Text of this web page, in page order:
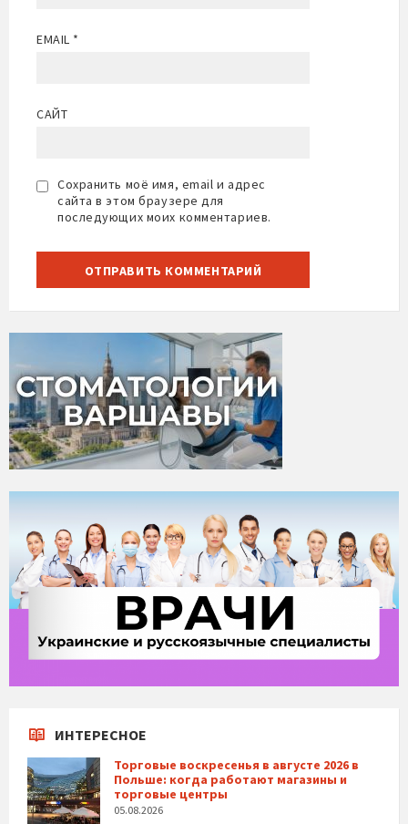
EMAIL *
САЙТ
Сохранить моё имя, email и адрес
сайта в этом браузере для
последующих моих комментариев.
ИНТЕРЕСНОЕ
Торговые воскресенья в августе 2026 в
Польше: когда работают магазины и
торговые центры
05.08.2026